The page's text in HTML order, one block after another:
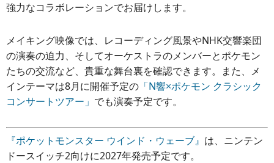
強力なコラボレーションでお届けします。
メイキング映像では、レコーディング風景やNHK交響楽団
の演奏の迫力、そしてオーケストラのメンバーとポケモン
たちの交流など、貴重な舞台裏を確認できます。また、メ
インテーマは8月に開催予定の 「N響×ポケモン クラシック
コンサートツアー」 でも演奏予定です。
『ポケットモンスター ウインド・ウェーブ』 は、ニンテン
ドースイッチ2向けに2027年発売予定です。